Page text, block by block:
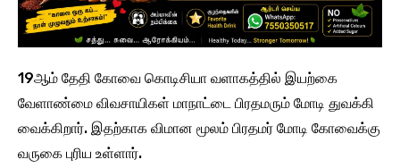
19ஆம் தேதி கோவை கொடிசியா வளாகத்தில் இயற்கை
வேளாண்மை விவசாயிகள் மாநாட்டை பிரதமரும் மோடி துவக்கி
வைக்கிறார். இதற்காக விமான மூலம் பிரதமர் மோடி கோவைக்கு
வருகை புரிய உள்ளார்.